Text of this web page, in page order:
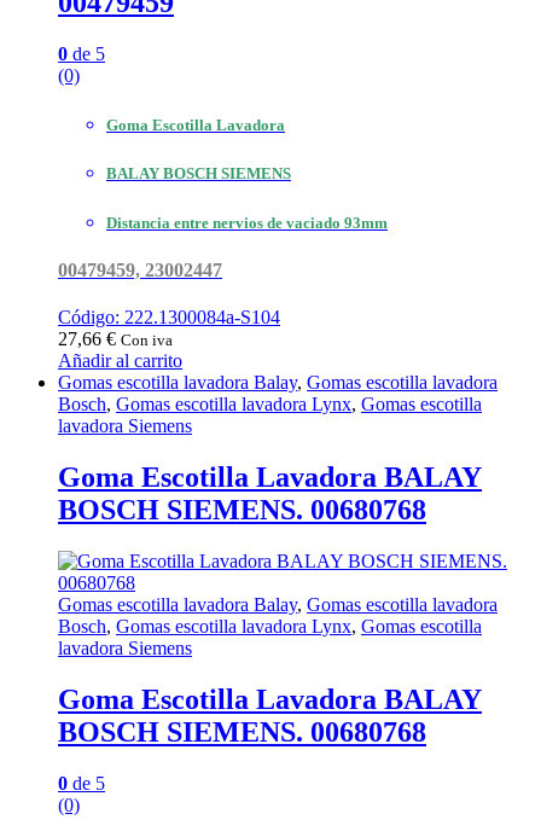
0 de 5
(0)
Goma Escotilla Lavadora
BALAY BOSCH SIEMENS
Distancia entre nervios de vaciado 93mm
00479459, 23002447
Código: 222.1300084a-S104
27,66 € Con iva
Añadir al carrito
Gomas escotilla lavadora Balay, Gomas escotilla lavadora
Bosch, Gomas escotilla lavadora Lynx, Gomas escotilla
lavadora Siemens
Goma Escotilla Lavadora BALAY
BOSCH SIEMENS. 00680768
Gomas escotilla lavadora Balay, Gomas escotilla lavadora
Bosch, Gomas escotilla lavadora Lynx, Gomas escotilla
lavadora Siemens
Goma Escotilla Lavadora BALAY
BOSCH SIEMENS. 00680768
0 de 5
(0)